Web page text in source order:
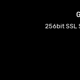
256bit SSL